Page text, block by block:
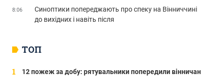
ТОП
12 пожеж за добу: рятувальники попередили вінничан
8:06
Синоптики попереджають про спеку на Вінниччині
до вихідних і навіть після